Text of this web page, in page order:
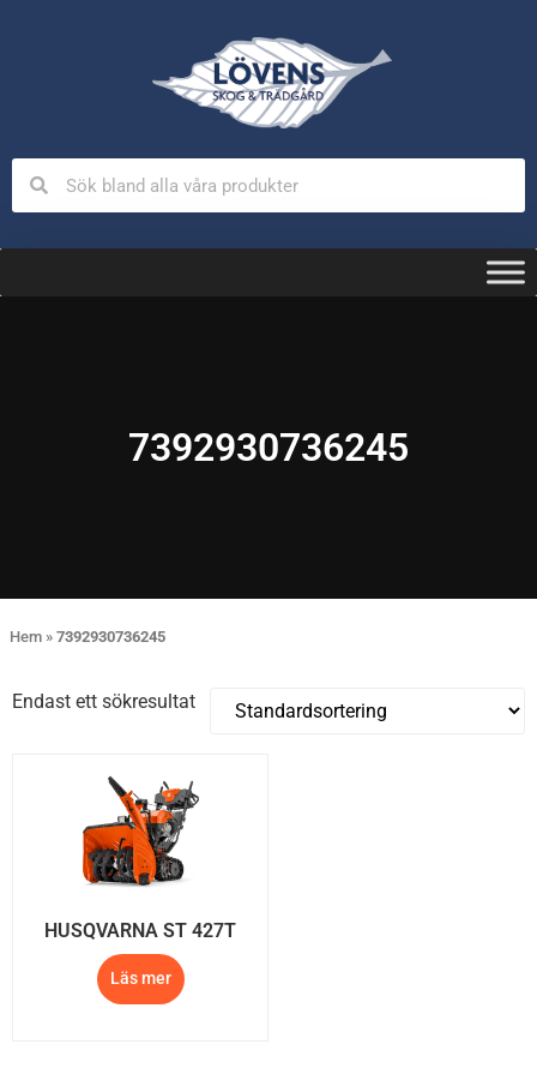
7392930736245
Hem » 7392930736245
Endast ett sökresultat
HUSQVARNA ST 427T
Läs mer